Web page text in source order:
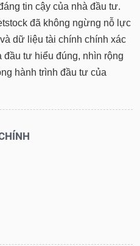
tin cậy của nhà đầu tư.
đã không ngừng nỗ lực
dữ liệu tài chính chính xác
đầu tư hiểu đúng, nhìn rộng
hành trình đầu tư của